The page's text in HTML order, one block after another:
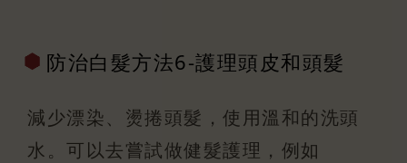
防治白髮方法6-護理頭皮和頭髮
減少漂染、燙捲頭髮，使用溫和的洗頭
水。可以去嘗試做健髮護理，例如